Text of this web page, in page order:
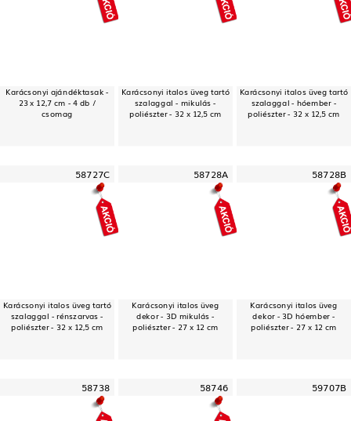
Karácsonyi ajándéktasak -
23 x 12,7 cm - 4 db /
csomag
Karácsonyi italos üveg tartó
szalaggal - mikulás -
poliészter - 32 x 12,5 cm
Karácsonyi italos üveg tartó
szalaggal - hóember -
poliészter - 32 x 12,5 cm
58727C
Karácsonyi italos üveg tartó
szalaggal - rénszarvas -
poliészter - 32 x 12,5 cm
58728A
Karácsonyi italos üveg
dekor - 3D mikulás -
poliészter - 27 x 12 cm
58728B
Karácsonyi italos üveg
dekor - 3D hóember -
poliészter - 27 x 12 cm
58738 58746 59707B